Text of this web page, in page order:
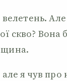
скво? Вона
я чув про